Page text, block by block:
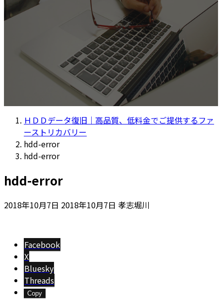
ＨＤＤデータ復旧｜高品質、低料金でご提供するファ
ーストリカバリー
hdd-error
hdd-error
hdd-error
2018年10月7日 最
2018年10月7日 孝志堀川
Facebook
X
Bluesky
Threads
Copy